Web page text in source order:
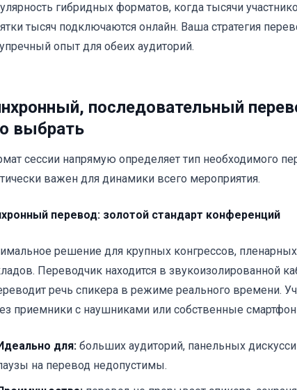
гибридных форматов, когда тысячи
тысяч подключаются онлайн. Ваша стратегия
опыт для обеих аудиторий.
последовательный
выбрать
сессии напрямую определяет тип необходимого
важен для динамики всего мероприятия.
перевод: золотой стандарт конференций
решение для крупных конгрессов,
Переводчик находится в звукоизолированной
речь спикера в режиме реального времени.
приемники с наушниками или собственные
для: больших аудиторий, панельных
на перевод недопустимы.